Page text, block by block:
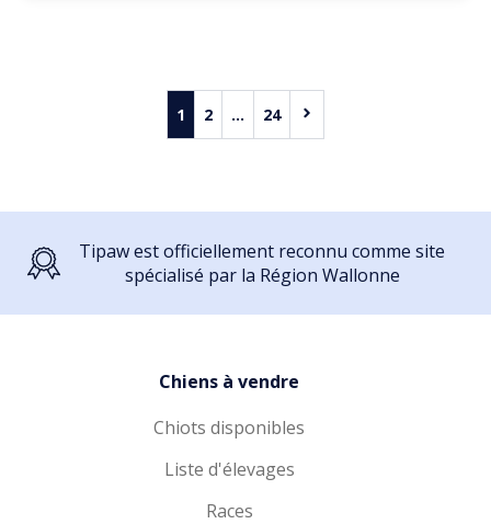
1 2 ... 24
Tipaw est officiellement reconnu comme site
spécialisé par la Région Wallonne
Chiens à vendre
Chiots disponibles
Liste d'élevages
Races